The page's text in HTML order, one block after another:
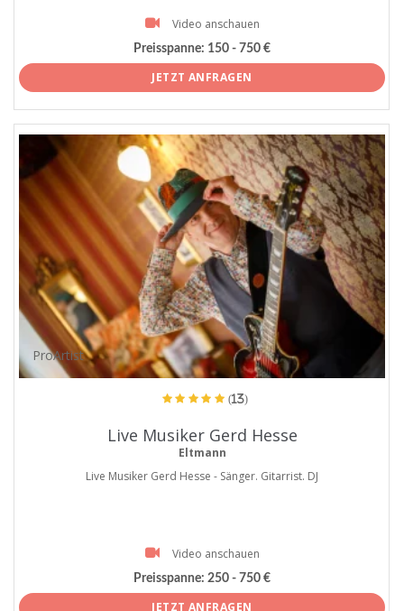
Video anschauen
Preisspanne: 150 - 750 €
JETZT ANFRAGEN
ProArtist
(13)
Live Musiker Gerd Hesse
Eltmann
Live Musiker Gerd Hesse - Sänger. Gitarrist. DJ
Video anschauen
Preisspanne: 250 - 750 €
JETZT ANFRAGEN